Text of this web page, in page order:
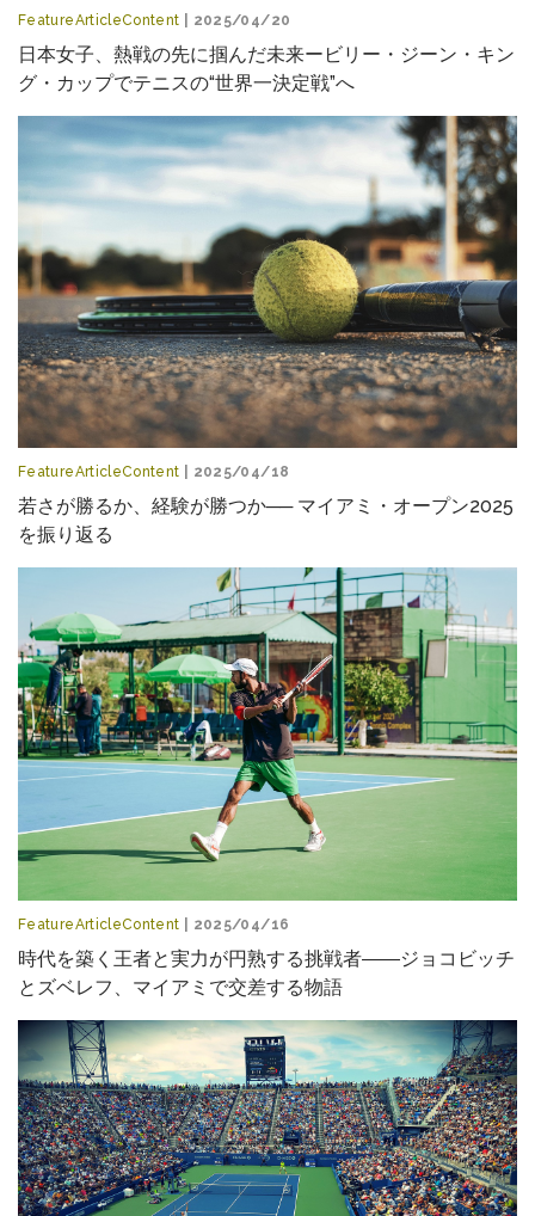
FeatureArticleContent | 2025/04/20
日本女子、熱戦の先に掴んだ未来ービリー・ジーン・キン
グ・カップでテニスの“世界一決定戦”へ
FeatureArticleContent | 2025/04/18
若さが勝るか、経験が勝つか── マイアミ・オープン2025
を振り返る
FeatureArticleContent | 2025/04/16
時代を築く王者と実力が円熟する挑戦者――ジョコビッチ
とズベレフ、マイアミで交差する物語